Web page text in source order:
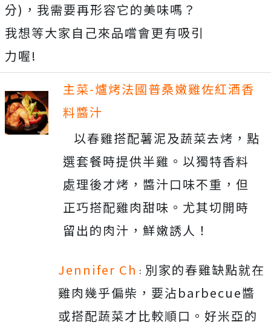
分)，我需要再形容它的美味嗎？
我想等大家自己來品嚐會更有吸引
力喔!
主菜-爐烤法國普桑嫩雞佐紅酒香
料醬汁
以春雞搭配薯泥及蔬菜去烤，點
選套餐時提供半雞。以獨特香料
處理後才烤，醬汁口味不重，但
正巧搭配雞肉甜味。尤其切開時
留出的肉汁，鮮嫩誘人！
Jennifer Ch ： 別家的春雞缺點就在
雞肉幾乎偏柴，要沾barbecue醬
或搭配蔬菜才比較順口。好米亞的